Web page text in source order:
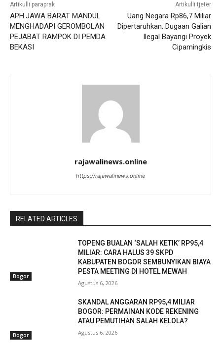
Artikulli paraprak
APH.JAWA BARAT MANDUL
MENGHADAPI GEROMBOLAN
PEJABAT RAMPOK DI PEMDA
BEKASI
Artikulli tjetër
Uang Negara Rp86,7 Miliar
Dipertaruhkan: Dugaan Galian
Ilegal Bayangi Proyek
Cipamingkis
rajawalinews.online
https://rajawalinews.online
RELATED ARTICLES
Bogor
TOPENG BUALAN ‘SALAH KETIK’ RP95,4
MILIAR: CARA HALUS 39 SKPD
KABUPATEN BOGOR SEMBUNYIKAN BIAYA
PESTA MEETING DI HOTEL MEWAH
Agustus 6, 2026
Bogor
SKANDAL ANGGARAN RP95,4 MILIAR
BOGOR: PERMAINAN KODE REKENING
ATAU PEMUTIHAN SALAH KELOLA?
Agustus 6, 2026